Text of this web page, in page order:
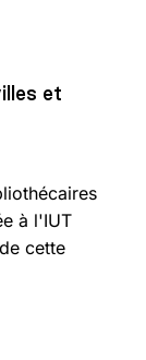
et
à l'IUT
cette